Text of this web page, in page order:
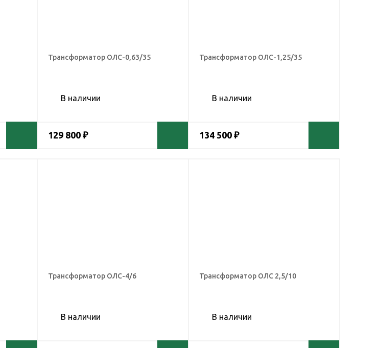
Трансформатор ОЛС-0,63/35
В наличии
129 800 ₽
Трансформатор ОЛС-1,25/35
В наличии
134 500 ₽
Трансформатор ОЛС-4/6
В наличии
Трансформатор ОЛС 2,5/10
В наличии